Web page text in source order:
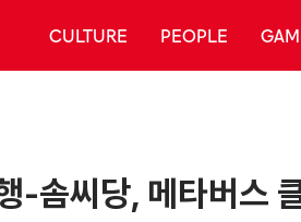
CULTURE PEOPLE
-솜씨당, 메타버스